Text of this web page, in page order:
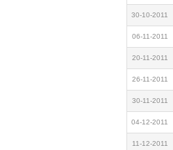
30-10-2011
06-11-2011
20-11-2011
26-11-2011
30-11-2011
04-12-2011
11-12-2011